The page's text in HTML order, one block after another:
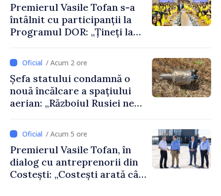
Premierul Vasile Tofan s-a
întâlnit cu participanții la
Programul DOR: „Țineți la
feriți de încercări și greșeli –
doar astfel puteți reuși”
/ Acum 2 ore
Șefa statului condamnă o
nouă încălcare a spațiului
aerian: „Războiul Rusiei ne
/ Acum 5 ore
Premierul Vasile Tofan, în
dialog cu antreprenorii din
Costești: „Costești arată cât